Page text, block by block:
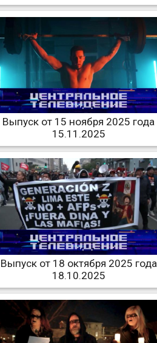
Выпуск от 15 ноября 2025 года
15.11.2025
Выпуск от 18 октября 2025 года
18.10.2025